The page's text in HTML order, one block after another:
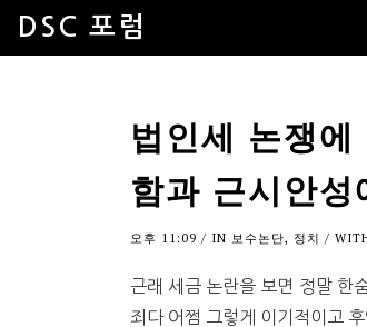
DSC 포럼
법인세 논쟁
함과 근시안성
오후 11:09 / IN 보수논단, 정치 /
근래 세금 논란을 보면 정말 한
죄다 어쩜 그렇게 이기적이고